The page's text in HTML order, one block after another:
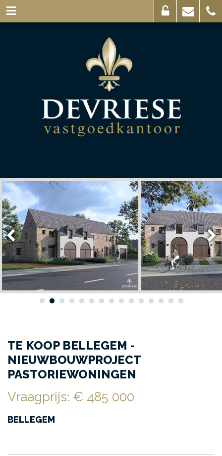
TE KOOP BELLEGEM -
NIEUWBOUWPROJECT
PASTORIEWONINGEN
Vraagprijs: € 485 000
BELLEGEM